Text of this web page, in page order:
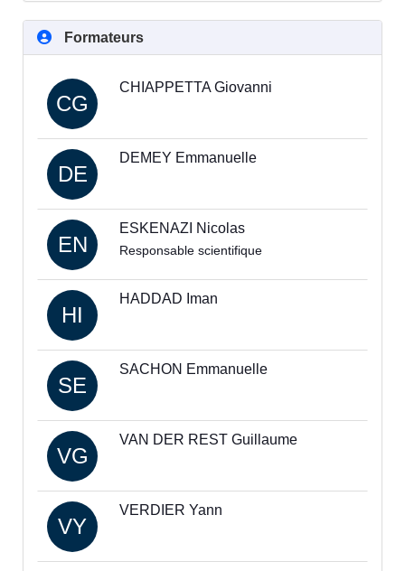
Formateurs
CG
CHIAPPETTA Giovanni
DE
DEMEY Emmanuelle
EN
ESKENAZI Nicolas
Responsable scientifique
HI
HADDAD Iman
SE
SACHON Emmanuelle
VG
VAN DER REST Guillaume
VY
VERDIER Yann